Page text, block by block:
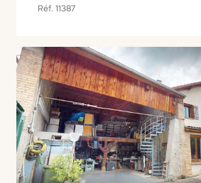
Réf. 11387